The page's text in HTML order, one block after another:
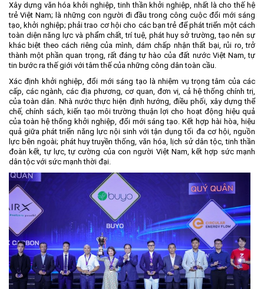
Xây dựng văn hóa khởi nghiệp, tinh thần khởi nghiệp, nhất là cho thế hệ
trẻ Việt Nam; là những con người đi đầu trong công cuộc đổi mới sáng
tạo, khởi nghiệp; phải trao cơ hội cho các bạn trẻ để phát triển một cách
toàn diện năng lực và phẩm chất, trí tuệ, phát huy sở trường, tạo nên sự
khác biệt theo cách riêng của mình, dám chấp nhận thất bại, rủi ro, trở
thành một phần quan trọng, rất đáng tự hào của đất nước Việt Nam, tự
tin bước ra thế giới với tâm thế của những công dân toàn cầu.
Xác định khởi nghiệp, đổi mới sáng tạo là nhiệm vụ trọng tâm của các
cấp, các ngành, các địa phương, cơ quan, đơn vị, cả hệ thống chính trị,
của toàn dân. Nhà nước thực hiện định hướng, điều phối, xây dựng thể
chế, chính sách, kiến tạo môi trường thuận lợi cho hoạt động hiệu quả
của toàn hệ thống khởi nghiệp, đổi mới sáng tạo. Kết hợp hài hòa, hiệu
quả giữa phát triển năng lực nội sinh với tận dụng tối đa cơ hội, nguồn
lực bên ngoài; phát huy truyền thống, văn hóa, lịch sử dân tộc, tinh thần
đoàn kết, tự lực, tự cường của con người Việt Nam, kết hợp sức mạnh
dân tộc với sức mạnh thời đại.